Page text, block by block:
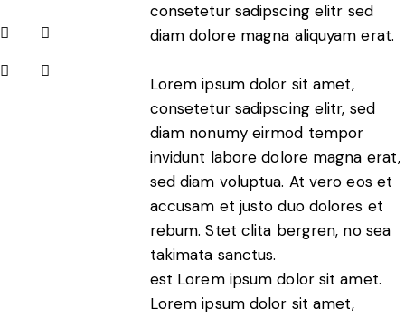
consetetur sadipscing elitr sed
diam dolore magna aliquyam erat.
Lorem ipsum dolor sit amet,
consetetur sadipscing elitr, sed
diam nonumy eirmod tempor
invidunt labore dolore magna erat,
sed diam voluptua. At vero eos et
accusam et justo duo dolores et
rebum. Stet clita bergren, no sea
takimata sanctus.
est Lorem ipsum dolor sit amet.
Lorem ipsum dolor sit amet,